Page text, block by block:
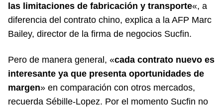
las limitaciones de fabricación y transporte«, a
diferencia del contrato chino, explica a la AFP Marc
Bailey, director de la firma de negocios Sucfin.
Pero de manera general, «cada contrato nuevo es
interesante ya que presenta oportunidades de
margen» en comparación con otros mercados,
recuerda Sébille-Lopez. Por el momento Sucfin no